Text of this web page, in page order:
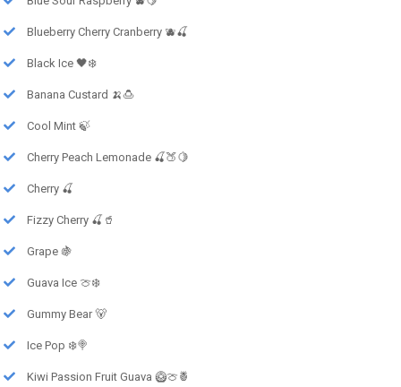
Blueberry Cherry Cranberry 🫐🍒
Black Ice 🖤❄️
Banana Custard 🍌🍮
Cool Mint 🍃
Cherry Peach Lemonade 🍒🍑🍋
Cherry 🍒
Fizzy Cherry 🍒🥤
Grape 🍇
Guava Ice 🍈❄️
Gummy Bear 🐻
Ice Pop ❄️🍭
Kiwi Passion Fruit Guava 🥝🍈🍍